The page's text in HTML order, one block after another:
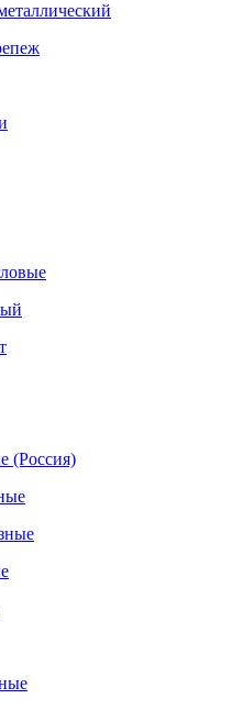
(Россия)